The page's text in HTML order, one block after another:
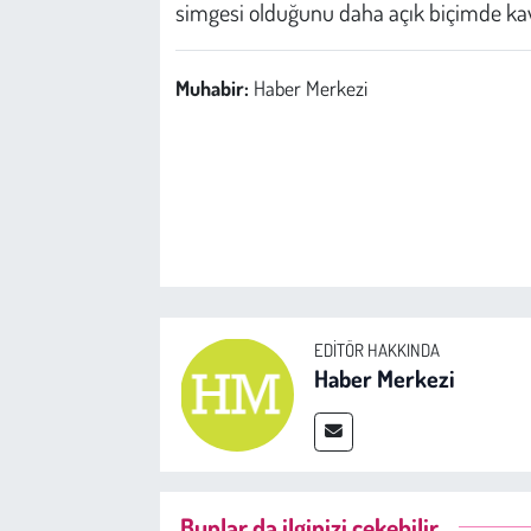
simgesi olduğunu daha açık biçimde
Muhabir: Haber Merkezi
EDITÖR HAKKINDA
Haber Merkezi